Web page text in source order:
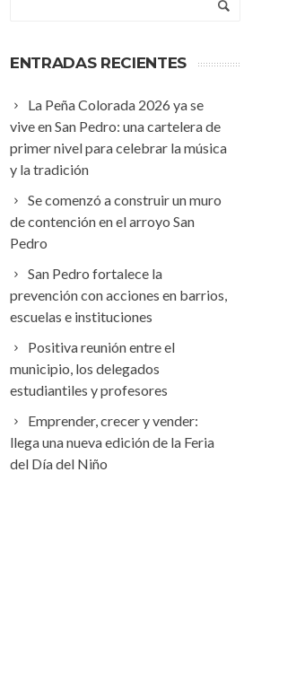
ENTRADAS RECIENTES
La Peña Colorada 2026 ya se
vive en San Pedro: una cartelera de
primer nivel para celebrar la música
y la tradición
Se comenzó a construir un muro
de contención en el arroyo San
Pedro
San Pedro fortalece la
prevención con acciones en barrios,
escuelas e instituciones
Positiva reunión entre el
municipio, los delegados
estudiantiles y profesores
Emprender, crecer y vender:
llega una nueva edición de la Feria
del Día del Niño